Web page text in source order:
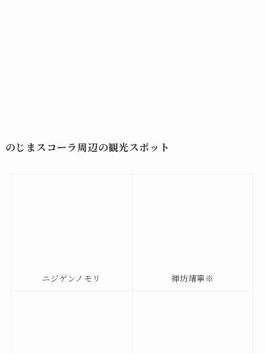
のじまスコーラ周辺の観光スポット
ニジゲンノモリ 禅坊靖寧※